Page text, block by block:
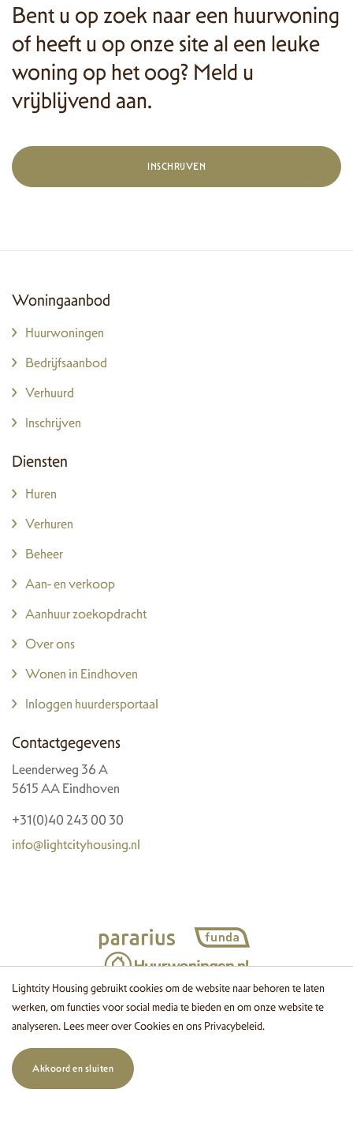
Lightcity Housing gebruikt cookies om de website naar behoren te laten
werken, om functies voor social media te bieden en om onze website te
analyseren. Lees meer overCookiesen ons Privacybeleid.
Akkoord en sluiten
Bent u op zoek naar een huurwoning
of heeft u op onze site al een leuke
woning op het oog? Meld u
vrijblijvend aan.
INSCHRIJVEN
Woningaanbod
Huurwoningen
Bedrijfsaanbod
Verhuurd
Inschrijven
Diensten
Huren
Verhuren
Beheer
Aan- en verkoop
Aanhuur zoekopdracht
Over ons
Wonen in Eindhoven
Inloggen huurdersportaal
Contactgegevens
Leenderweg 36 A
5615 AA Eindhoven
+31(0)40 243 00 30
info@lightcityhousing.nl
© 2026 Lightcity Housing Cookies Disclaimer Privacy
Website
door OGonline